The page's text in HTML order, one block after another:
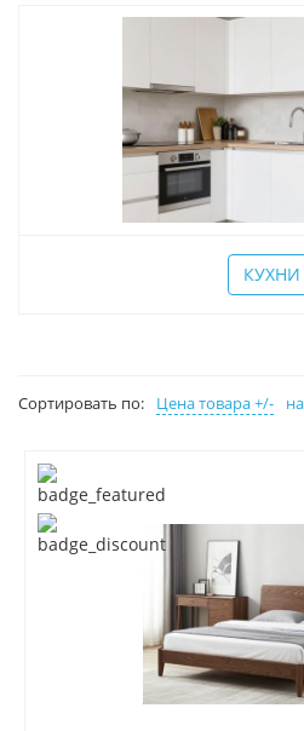
КУХНИ
Сортировать по: Цена товара +/-